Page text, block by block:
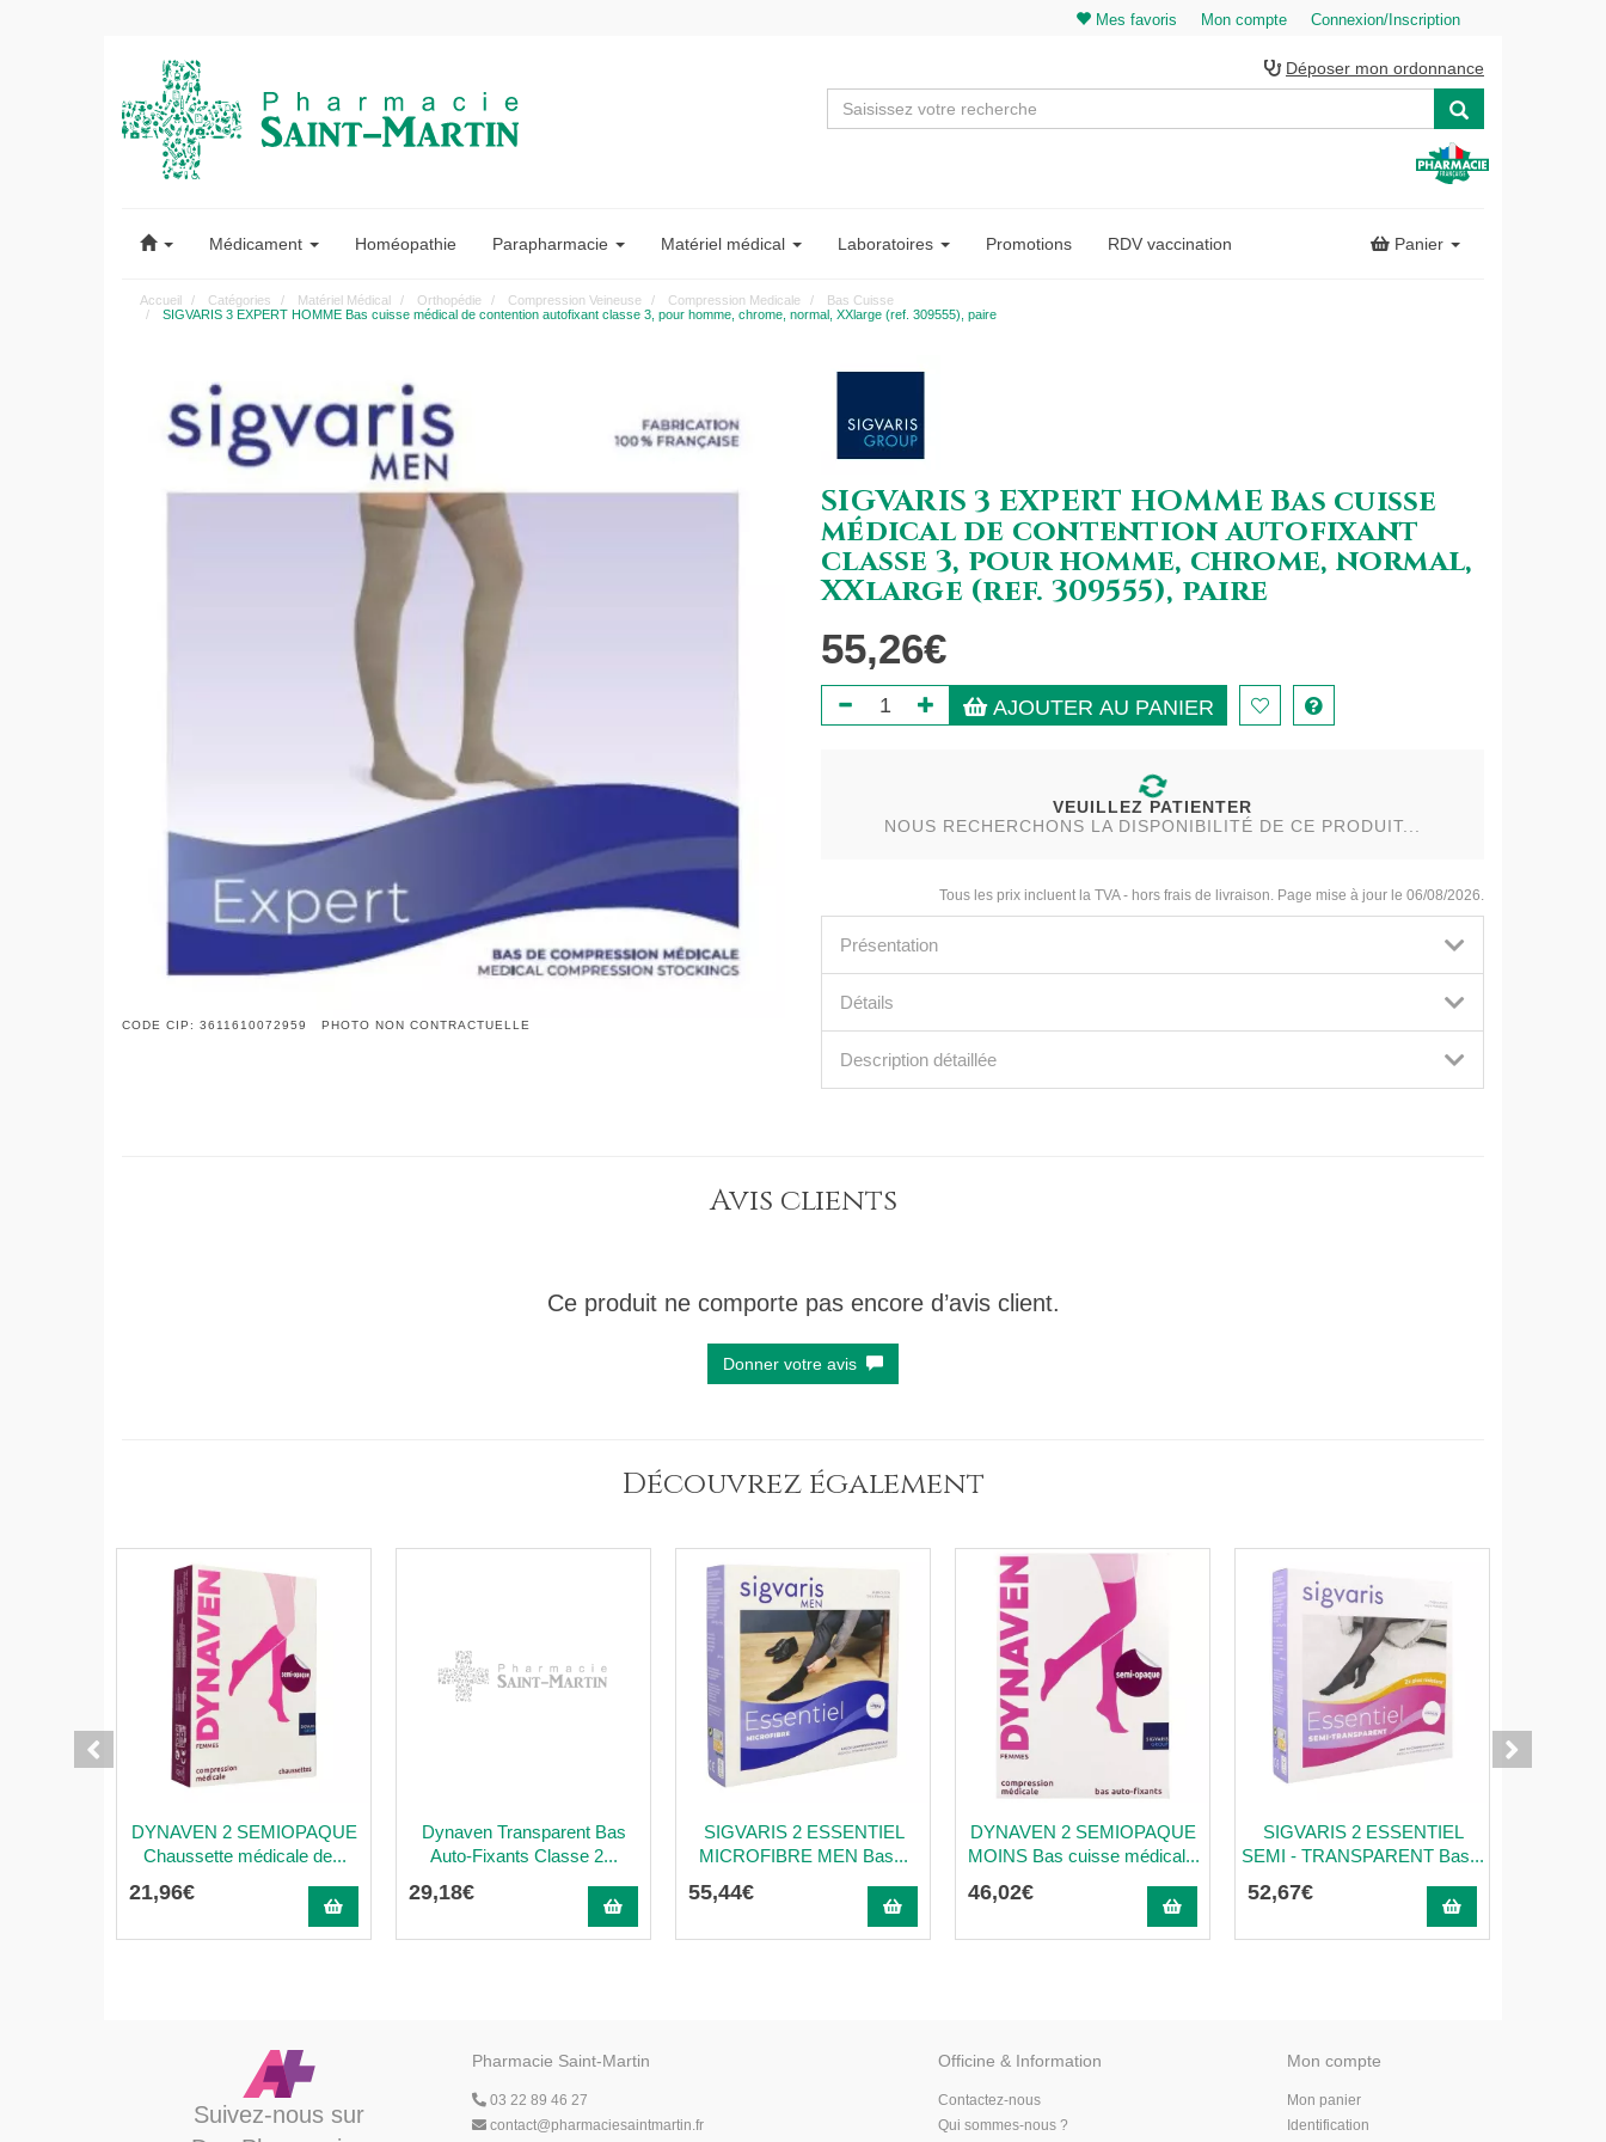
Mes favoris Mon compte Connexion/Inscription
Saint-
Martin
Saint-
Martin
Amiens
Déposer mon ordonnance
Médicament Homéopathie Parapharmacie Matériel médical Laboratoires Promotions RDV vaccination Panier
Accueil Catégories Matériel Médical Orthopédie Compression Veineuse Compression Medicale
Bas Cuisse
SIGVARIS 3 EXPERT HOMME Bas cuisse médical de contention autofixant classe 3, pour homme, chrome, normal, XXlarge (ref. 309555), paire
CODE CIP: 3611610072959 PHOTO NON CONTRACTUELLE
SIGVARIS 3 EXPERT HOMME Bas cuisse
médical de contention autofixant
classe 3, pour homme, chrome, normal,
XXlarge (ref. 309555), paire
55,26€
AJOUTER AU PANIER
VEUILLEZ PATIENTER
NOUS RECHERCHONS LA DISPONIBILITÉ DE CE PRODUIT...
Tous les prix incluent la TVA - hors frais de livraison. Page mise à jour le 06/08/2026.
Présentation
Détails
Description détaillée
Avis clients
Ce produit ne comporte pas encore d’avis client.
Donner votre avis
Découvrez également
DYNAVEN 2 SEMIOPAQUE
Chaussette médicale de...
21,96€
Dynaven Transparent Bas
Auto-Fixants Classe 2...
29,18€
SIGVARIS 2 ESSENTIEL
MICROFIBRE MEN Bas...
55,44€
DYNAVEN 2 SEMIOPAQUE
MOINS Bas cuisse médical...
46,02€
SIGVARIS 2 ESSENTIEL
SEMI - TRANSPARENT Bas...
52,67€
Suivez-nous sur
Pharmacie Saint-Martin
03 22 89 46 27
contact@pharmaciesaintmartin.fr
Officine & Information
Contactez-nous
Qui sommes-nous ?
Mon compte
Mon panier
Identification